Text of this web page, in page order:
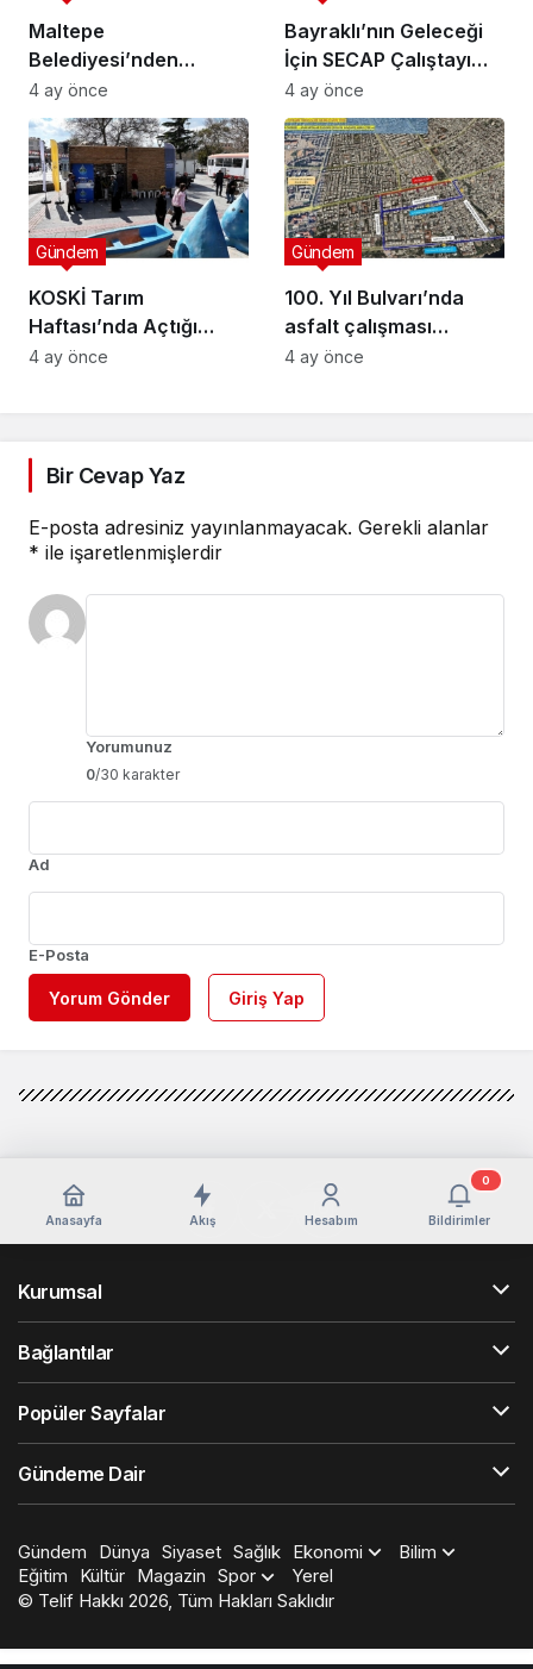
Maltepe
Belediyesi’nden
Muhtarlara Toplumsal
Cinsiyet Eşitliği
Semineri
4 ay önce
Bayraklı’nın Geleceği
İçin SECAP Çalıştayı
Düzenlendi
4 ay önce
KOSKİ Tarım
Haftası’nda Açtığı
Stantta Su Tasarrufu
Gündem
4 ay önce
100. Yıl Bulvarı’nda
asfalt çalışması
gerçekleştirilecek
Gündem
4 ay önce
Bir Cevap Yaz
E-posta adresiniz yayınlanmayacak. Gerekli alanlar
* ile işaretlenmişlerdir
Yorumunuz
0/30 karakter
Ad
E-Posta
Yorum Gönder Giriş Yap
Anasayfa Akış Hesabım Bildirimler
0
Kurumsal
Bağlantılar
Popüler Sayfalar
Gündeme Dair
Gündem Dünya Siyaset Sağlık Ekonomi
Bilim
Eğitim
Kültür Magazin Spor
Yerel
© Telif Hakkı 2026, Tüm Hakları Saklıdır